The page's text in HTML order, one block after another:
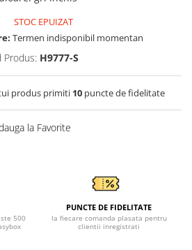
STOC EPUIZAT
Termen indisponibil momentan
Produs: H9777-S
produs primiti 10puncte de fidelitate
la Favorite
500
PUNCTE DE FIDELITATE
la fiecare comanda plasata pentru
clientii inregistrati